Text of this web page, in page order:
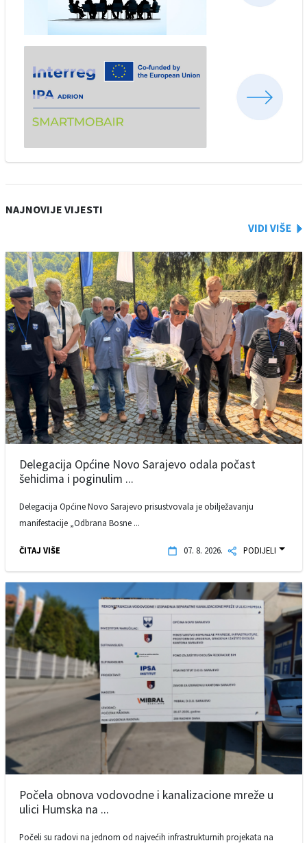
NAJNOVIJE VIJESTI
Delegacija Općine Novo Sarajevo odala počast
šehidima i poginulim ...
Delegacija Općine Novo Sarajevo prisustvovala je obilježavanju
manifestacije „Odbrana Bosne ...
ČITAJ VIŠE 07. 8. 2026. PODIJELI
Počela obnova vodovodne i kanalizacione mreže u
ulici Humska na ...
Počeli su radovi na jednom od najvećih infrastrukturnih projekata na